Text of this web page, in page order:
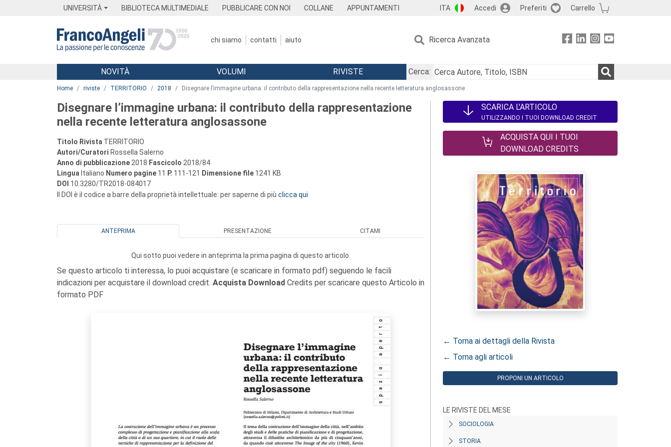
UNIVERSITÀ BIBLIOTECA MULTIMEDIALE PUBBLICARE CON NOI COLLANE APPUNTAMENTI ITA Accedi Preferiti Carrello
chi siamo contatti aiuto Ricerca Avanzata
Menu
NOVITÀ VOLUMI RIVISTE
Cerca:
Home riviste TERRITORIO 2018 Disegnare l’immagine urbana: il contributo della rappresentazione nella recente letteratura anglosassone
Disegnare l’immagine urbana: il contributo della rappresentazione
nella recente letteratura anglosassone
Titolo Rivista TERRITORIO
Autori/Curatori Rossella Salerno
Anno di pubblicazione 2018 Fascicolo 2018/84
Lingua Italiano Numero pagine 11 P. 111-121 Dimensione file 1241 KB
DOI 10.3280/TR2018-084017
Il DOI è il codice a barre della proprietà intellettuale: per saperne di più clicca qui
ANTEPRIMA PRESENTAZIONE CITAMI
Qui sotto puoi vedere in anteprima la prima pagina di questo articolo.
Se questo articolo ti interessa, lo puoi acquistare (e scaricare in formato pdf) seguendo le facili
indicazioni per acquistare il download credit. Acquista Download Credits per scaricare questo Articolo in
formato PDF
SCARICA L'ARTICOLO
UTILIZZANDO I TUOI DOWNLOAD CREDIT
ACQUISTA QUI I TUOI
DOWNLOAD CREDITS
← Torna ai dettagli della Rivista
← Torna agli articoli
PROPONI UN ARTICOLO
LE RIVISTE DEL MESE
SOCIOLOGIA
STORIA